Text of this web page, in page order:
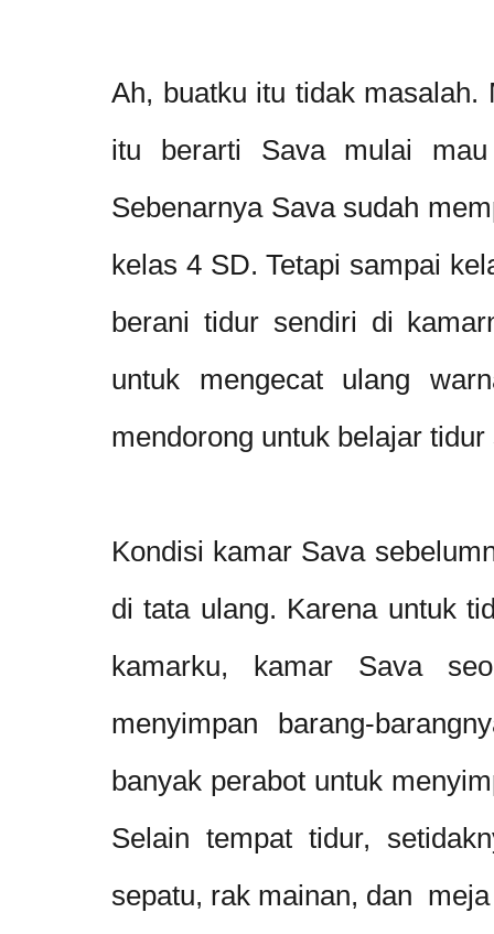
Ah, buatku itu tidak masalah.
itu berarti Sava mulai
Sebenarnya Sava sudah
kelas 4 SD. Tetapi sampai
berani tidur sendiri di
untuk mengecat ulang
mendorong untuk belajar
Kondisi kamar Sava
di tata ulang. Karena untuk
kamarku, kamar Sava
menyimpan barang-
banyak perabot untuk
Selain tempat tidur,
sepatu, rak mainan, dan